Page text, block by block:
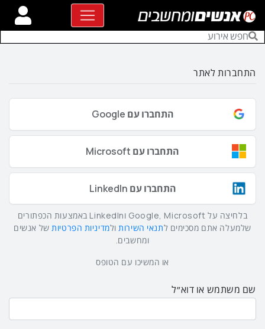
התחברות לאתר
התחברו עם Google
התחברו עם Microsoft
התחברו עם LinkedIn
בלחיצה על Google, Microsoft וLinkedIn באמצעות הכפתורים
שלמעלה אתם מסכימים לתנאי השירותולמדיניות הפרטיותשל אנשים
ומחשבים.
או המשיכו עם הטופס
שם משתמש או דוא״ל